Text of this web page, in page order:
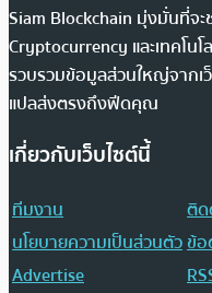
Siam Blockchain มุ่งมั่นที่จ
Cryptocurrency และเทคโน
รวบรวมข้อมูลส่วนใหญ่จากเ
แปลส่งตรงถึงฟีดคุณ
เกี่ยวกับเว็บไซต์นี้
ทีมงาน
ติด
นโยบายความเป็นส่วนตัวข้อ
Advertise